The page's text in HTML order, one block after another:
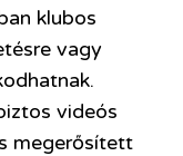
klubos
vagy
videós
megerősített